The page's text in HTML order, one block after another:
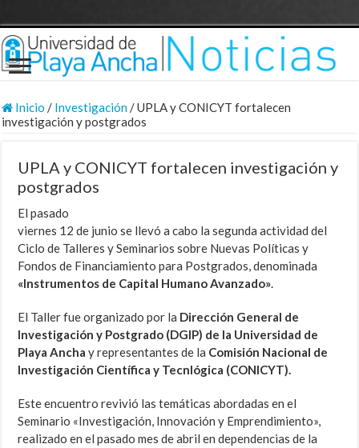
Inicio / Investigación/UPLA y CONICYT fortalecen
investigación y postgrados
UPLA y CONICYT fortalecen investigación y
postgrados
El pasado
viernes 12 de junio se llevó a cabo la segunda actividad del
Ciclo de Talleres y Seminarios sobre Nuevas Políticas y
Fondos de Financiamiento para Postgrados, denominada
«Instrumentos de Capital Humano Avanzado».
El Taller fue organizado por la Dirección General de
Investigación y Postgrado (DGIP) de la Universidad de
Playa Ancha y representantes de la Comisión Nacional de
Investigación Científica y Tecnlógica (CONICYT).
Este encuentro revivió las temáticas abordadas en el
Seminario «Investigación, Innovación y Emprendimiento»,
realizado en el pasado mes de abril en dependencias de la